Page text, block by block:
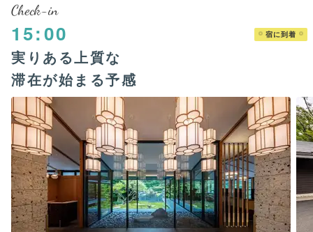
Check-in
15:00 宿に到着
実りある上質な
滞在が始まる予感